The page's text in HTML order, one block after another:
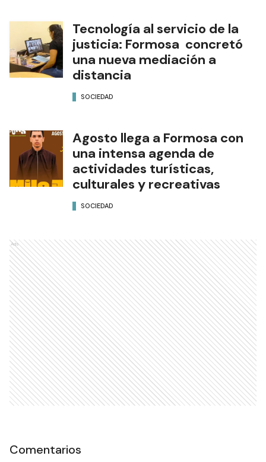
Tecnología al servicio de la
justicia: Formosa concretó
una nueva mediación a
distancia
SOCIEDAD
Agosto llega a Formosa con
una intensa agenda de
actividades turísticas,
culturales y recreativas
SOCIEDAD
Ads
Comentarios